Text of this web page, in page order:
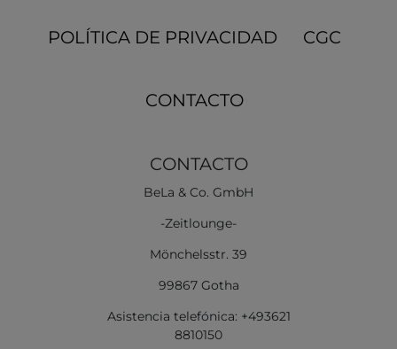
POLÍTICA DE PRIVACIDAD CGC
CONTACTO
CONTACTO
BeLa & Co. GmbH
-Zeitlounge-
Mönchelsstr. 39
99867 Gotha
Asistencia telefónica: +493621
8810150